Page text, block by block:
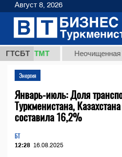
ГТСБТ
ТМТ Неочищенная
Энергия
Январь-июль: Доля
Туркменистана,
составила 16,2%
БТ
12:28 16.08.2025
Август 8, 2026